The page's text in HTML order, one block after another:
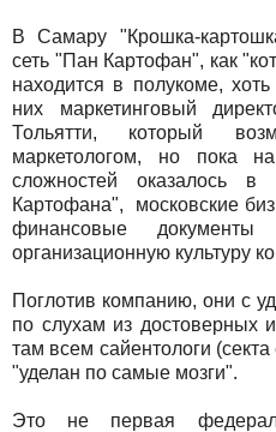
В Самару "Крошка-
сеть "Пан Картофан", как
находится в полукоме,
них маркетинговый
Тольятти, который
маркетологом, но пока
сложностей оказалось
Картофана", московские
финансовые
организационную культуру
Поглотив компанию, они с
по слухам из достоверных
там всем сайентологи
"уделан по самые мозги".
Это не первая